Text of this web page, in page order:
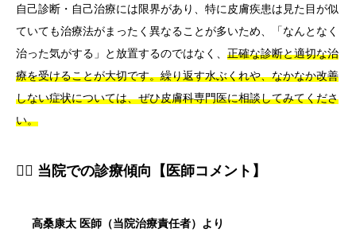
自己診断・自己治療には限界があり、特に皮膚疾患は見た目が似
ていても治療法がまったく異なることが多いため、「なんとなく
治った気がする」と放置するのではなく、 正確な診断と適切な治
療を受けることが大切です。繰り返す水ぶくれや、なかなか改善
しない症状については、ぜひ皮膚科専門医に相談してみてくださ
い。
👨‍⚕️ 当院での診療傾向【医師コメント】
高桑康太 医師（当院治療責任者）より